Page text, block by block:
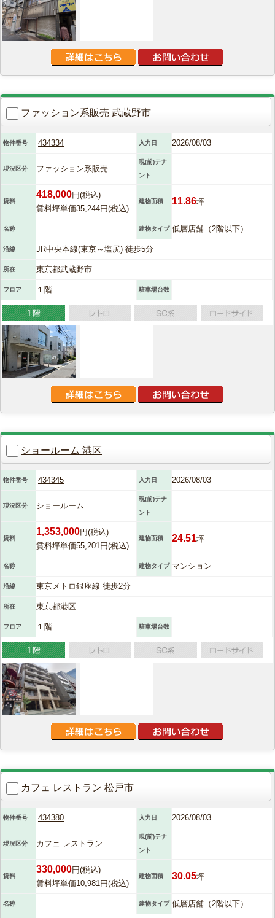
ファッション系販売 武蔵野市
物件番号 434334 入力日 2026/08/03
現況区分 ファッション系販売
現(前)テナ
ント
賃料
418,000円(税込)
賃料坪単価35,244円(税込)
建物面積 11.86坪
名称 建物タイプ 低層店舗（2階以下）
沿線 JR中央本線(東京～塩尻) 徒歩5分
所在 東京都武蔵野市
フロア １階 駐車場台数
ショールーム 港区
物件番号 434345 入力日 2026/08/03
現況区分 ショールーム
現(前)テナ
ント
賃料
1,353,000円(税込)
賃料坪単価55,201円(税込)
建物面積 24.51坪
名称 建物タイプ マンション
沿線 東京メトロ銀座線 徒歩2分
所在 東京都港区
フロア １階 駐車場台数
カフェ レストラン 松戸市
物件番号 434380 入力日 2026/08/03
現況区分 カフェ レストラン
現(前)テナ
ント
賃料
330,000円(税込)
賃料坪単価10,981円(税込)
建物面積 30.05坪
名称 建物タイプ 低層店舗（2階以下）